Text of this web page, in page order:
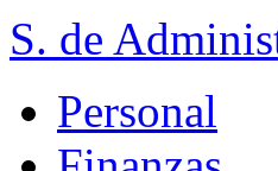
S. de
Personal